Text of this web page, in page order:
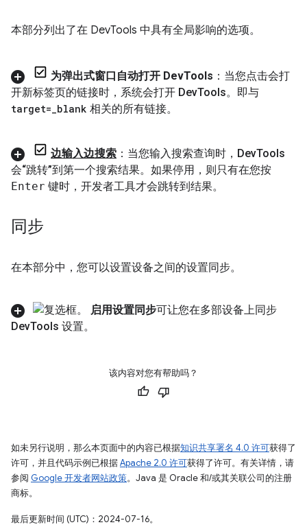
本部分列出了在 DevTools 中具有全局影响的选项。
为弹出式窗口自动打开 DevTools ：当您点击会打
开新标签页的链接时，系统会打开 DevTools。即与
target=_blank 相关的所有链接。
边输入边搜索 ：当您输入搜索查询时，DevTools
会“跳转”到第一个搜索结果。如果停用，则只有在您按
Enter 键时，开发者工具才会跳转到结果。
同步
在本部分中，您可以设置设备之间的设置同步。
启用设置同步可让您在多部设备上同步
DevTools 设置。
该内容对您有帮助吗？
如未另行说明，那么本页面中的内容已根据知识共享署名 4.0 许可获得了
许可，并且代码示例已根据Apache 2.0 许可获得了许可。有关详情，请
参阅 Google 开发者网站政策。Java 是 Oracle 和/或其关联公司的注册
商标。
最后更新时间 (UTC)：2024-07-16。